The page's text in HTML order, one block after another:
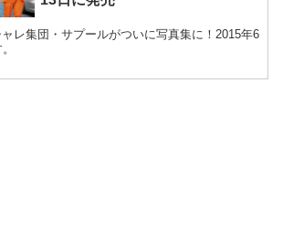
レ集団・サプールがついに写真集に！2015年6